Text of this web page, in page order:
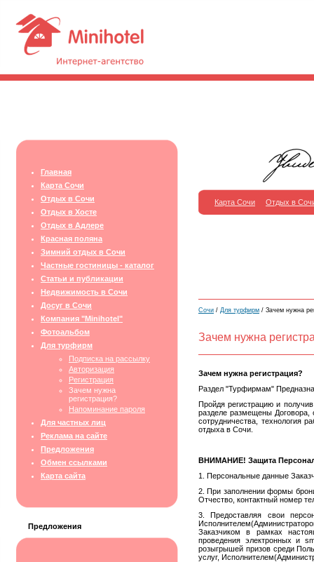
Главная
Карта Сочи
Отдых в Сочи
Отдых в Хосте
Отдых в Адлере
Красная поляна
Зимний отдых в Сочи
Частные гостиницы - каталог
Статьи и публикации
Недвижимость в Сочи
Досуг в Сочи
Компания "Minihotel"
Фотоальбом
Для турфирм
Подписка на рассылку
Авторизация
Регистрация
Зачем нужна
регистрация?
Напоминание пароля
Для частных лиц
Реклама на сайте
Предложения
Обмен ссылками
Карта сайта
Предложения
Карта Сочи Отдых в
Сочи / Для турфирм / Зачем нужна
Зачем нужна
Зачем нужна регистрация?
Раздел "Турфирмам"
Пройдя регистрацию и
разделе размещены Договора,
сотрудничества, технология
отдыха в Сочи.
ВНИМАНИЕ! Защита
1. Персональные данные
2. При заполнении формы
Отчество, контактный номер
3. Предоставляя свои
Заказчиком в рамках
проведения электронных и
розыгрышей призов среди
услуг,